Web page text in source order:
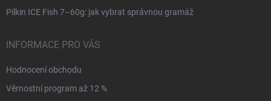
Pilkin ICE Fish 7–60g: jak vybrat správnou gramáž
INFORMACE PRO VÁS
Hodnocení obchodu
Věrnostní program až 12 %